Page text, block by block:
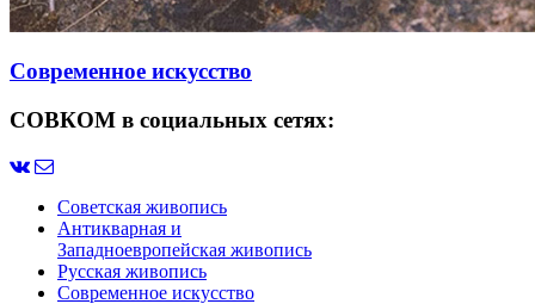
Современное искусство
СОВКОМ в социальных сетях:
Советская живопись
Антикварная и
Западноевропейская живопись
Русская живопись
Современное искусство